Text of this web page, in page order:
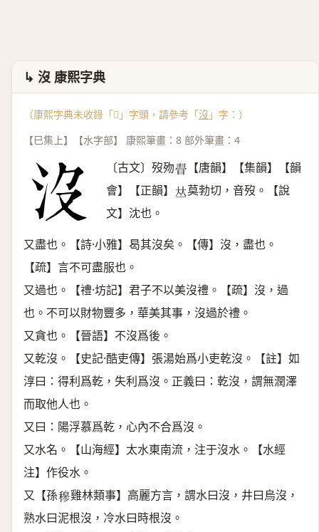
↳ 沒 康熙字典
（康熙字典未收錄「𣇶」字頭，請參考「沒 」字：）
【巳集上】【水字部】 康熙筆畫：8 部外筆畫：4
〔古文〕歿歾𣇶
【唐韻】【集韻】【韻
會】【正韻】 𠀤莫勃切，音歿。【說
文】沈也。
又盡也。【詩·小雅】曷其沒矣。【傳】沒，盡也。
【疏】言不可盡服也。
又過也。【禮·坊記】君子不以美沒禮。【疏】沒，過
也。不可以財物豐多，華美其事，沒過於禮。
又貪也。【晉語】不沒爲後。
又乾沒。【史記·酷吏傳】張湯始爲小吏乾沒。【註】如
淳曰：得利爲乾，失利爲沒。正義曰：乾沒，謂無潤澤
而取他人也。
又曰：陽浮慕爲乾，心內不合爲沒。
又水名。【山海經】太水東南流，注于沒水。【水經
注】作役水。
又【孫𥠇 雞林類事】高麗方言，謂水曰沒，井曰烏沒，
熟水曰泥根沒，冷水曰時根沒。